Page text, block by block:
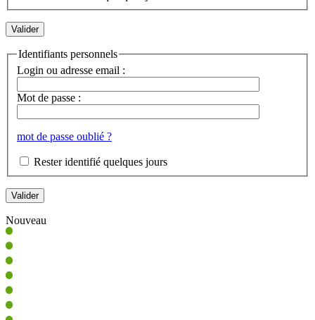
Identifiants personnels
Login ou adresse email :
Mot de passe :
mot de passe oublié ?
Rester identifié quelques jours
Nouveau